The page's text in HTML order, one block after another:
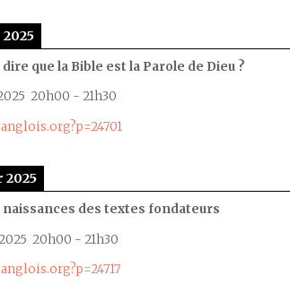
dire que la Bible est la Parole de Dieu ?
20h00 - 21h30
2025
naissances des textes fondateurs
20h00 - 21h30